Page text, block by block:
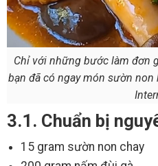
Chỉ với những bước làm đơn
bạn đã có ngay món sườn
3.1. Chuẩn bị
15 gram sườn non chay